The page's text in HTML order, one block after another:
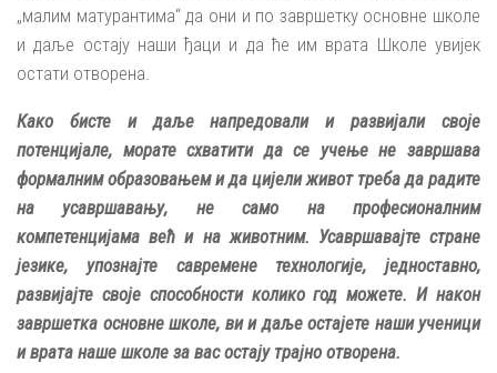
„малим матурантима“ да они и по завршетку основне школе
и даље остају наши ђаци и да ће им врата Школе увијек
остати отворена.
Како бисте и даље напредовали и развијали своје
потенцијале, морате схватити да се учење не завршава
формалним образовањем и да цијели живот треба да радите
на усавршавању, не само на професионалним
компетенцијама већ и на животним. Усавршавајте стране
језике, упознајте савремене технологије, једноставно,
развијајте своје способности колико год можете. И након
завршетка основне школе, ви и даље остајете наши ученици
и врата наше школе за вас остају трајно отворена.